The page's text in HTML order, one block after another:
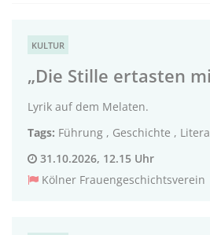
KULTUR
„Die Stille ertasten
Lyrik auf dem Melaten.
Tags: Führung , Geschichte ,
31.10.2026, 12.15 Uhr
Kölner Frauengeschichtsverein